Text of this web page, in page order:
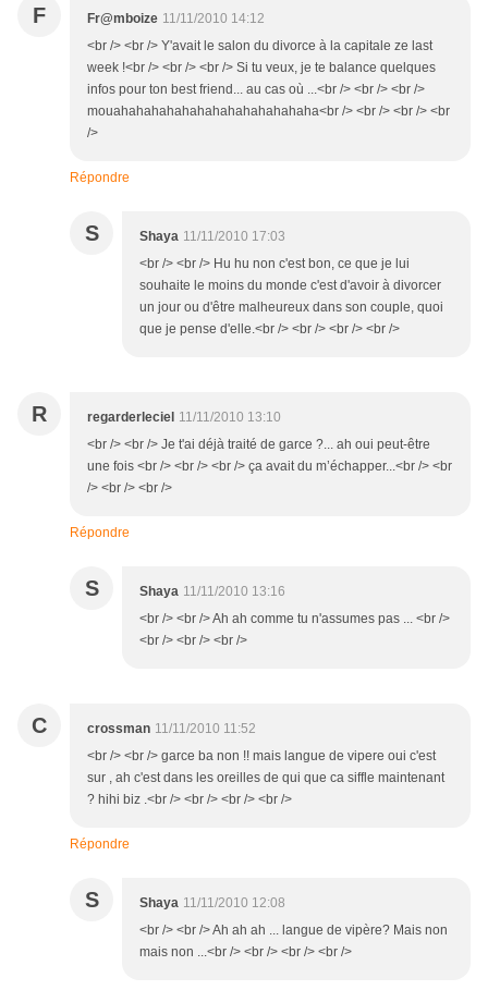
F Fr@mboize 11/11/2010 14:12
<br /> <br /> Y'avait le salon du divorce à la capitale ze last
week !<br /> <br /> <br /> Si tu veux, je te balance quelques
infos pour ton best friend... au cas où ...<br /> <br /> <br />
mouahahahahahahahahahahahahaha<br /> <br /> <br /> <br
/>
Répondre
S Shaya 11/11/2010 17:03
<br /> <br /> Hu hu non c'est bon, ce que je lui
souhaite le moins du monde c'est d'avoir à divorcer
un jour ou d'être malheureux dans son couple, quoi
que je pense d'elle.<br /> <br /> <br /> <br />
R regarderleciel 11/11/2010 13:10
<br /> <br /> Je t'ai déjà traité de garce ?... ah oui peut-être
une fois <br /> <br /> <br /> ça avait du m’échapper...<br /> <br
/> <br /> <br />
Répondre
S Shaya 11/11/2010 13:16
<br /> <br /> Ah ah comme tu n'assumes pas ... <br />
<br /> <br /> <br />
C crossman 11/11/2010 11:52
<br /> <br /> garce ba non !! mais langue de vipere oui c'est
sur , ah c'est dans les oreilles de qui que ca siffle maintenant
? hihi biz .<br /> <br /> <br /> <br />
Répondre
S Shaya 11/11/2010 12:08
<br /> <br /> Ah ah ah ... langue de vipère? Mais non
mais non ...<br /> <br /> <br /> <br />